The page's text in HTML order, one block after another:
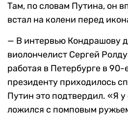
Там, по словам Путина, он
встал на колени перед
— В интервью Кондрашову
виолончелист Сергей
работая в Петербурге в
президенту приходилось
Путин это подтвердил. «Я у
ложился с помповым